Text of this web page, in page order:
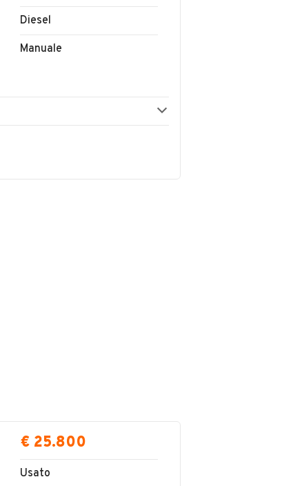
Diesel
Manuale
€ 25.800
Usato